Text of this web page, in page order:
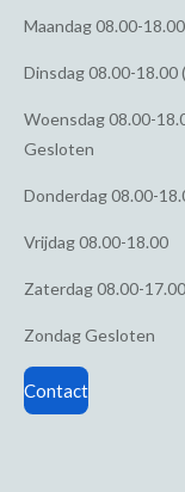
Maandag08.00-18.00
Dinsdag08.00-18.00
Woensdag08.00-
Gesloten
Donderdag08.00-
Vrijdag08.00-18.00
Zaterdag08.00-17.00
ZondagGesloten
Contact